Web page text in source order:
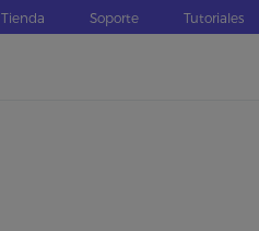
Tienda Soporte Tutoriales